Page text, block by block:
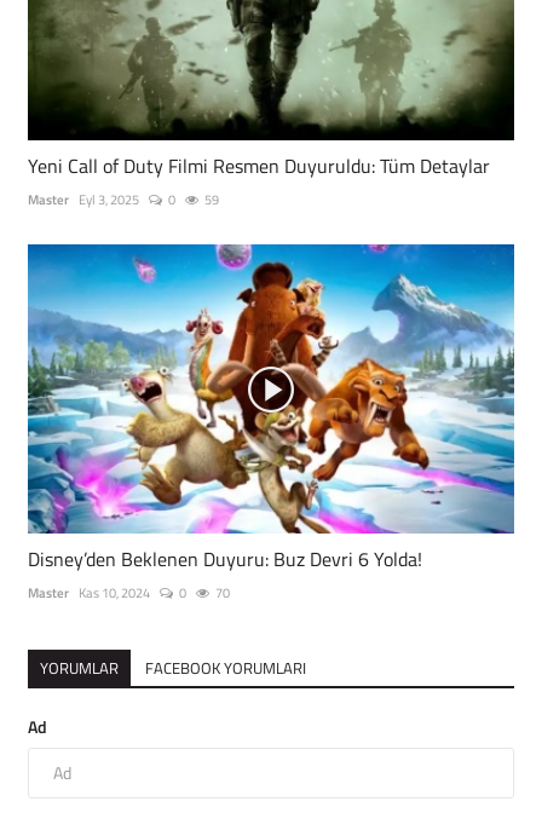
Yeni Call of Duty Filmi Resmen Duyuruldu: Tüm Detaylar
Master Eyl 3, 2025 0 59
Disney’den Beklenen Duyuru: Buz Devri 6 Yolda!
Master Kas 10, 2024 0 70
YORUMLAR FACEBOOK YORUMLARI
Ad